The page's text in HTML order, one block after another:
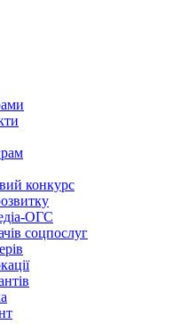
конкурс
ОГС
соцпослуг